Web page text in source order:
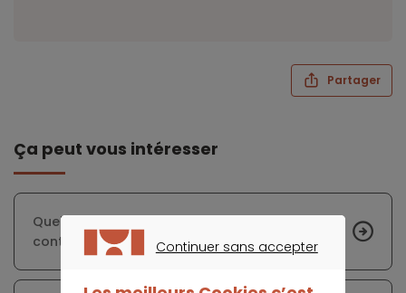
Partager
Ça peut vous intéresser
Quelles règles pour le démarchage des
contrats d’assurance ?Continuer sans accepter